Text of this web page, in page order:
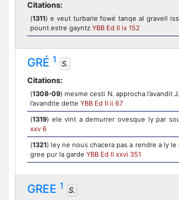
Citations:
(1311) e veut turbarie fowé tanqe al gravell
pount estre gayntz YBB Ed II ix 152
GRÉ 1
S.
Citations:
(1308-09) mesme cesti N. approcha l’avandit
l’avandite dette YBB Ed II ii 67
(1319) ele vint a demurrer ovesque ly par
xxv 6
(1321) ley ne nous chacera pas a rendre a ly le
gree pur la garde YBB Ed II xxvi 351
GREE 1
S.